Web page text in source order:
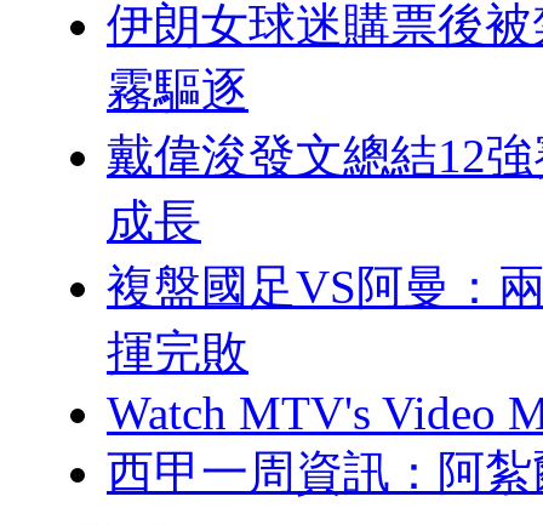
伊朗女球迷購票後
霧驅逐
戴偉浚發文總結12強
成長
複盤國足VS阿曼
揮完敗
Watch MTV's Video
西甲一周資訊：